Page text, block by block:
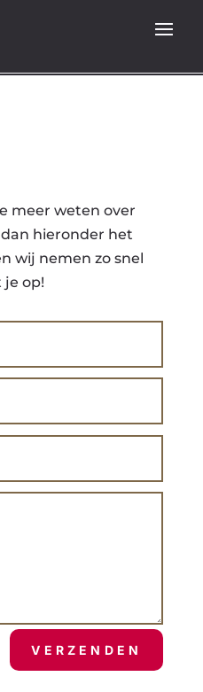
meer weten over
hieronder het
wij nemen zo snel
op!
VERZENDEN